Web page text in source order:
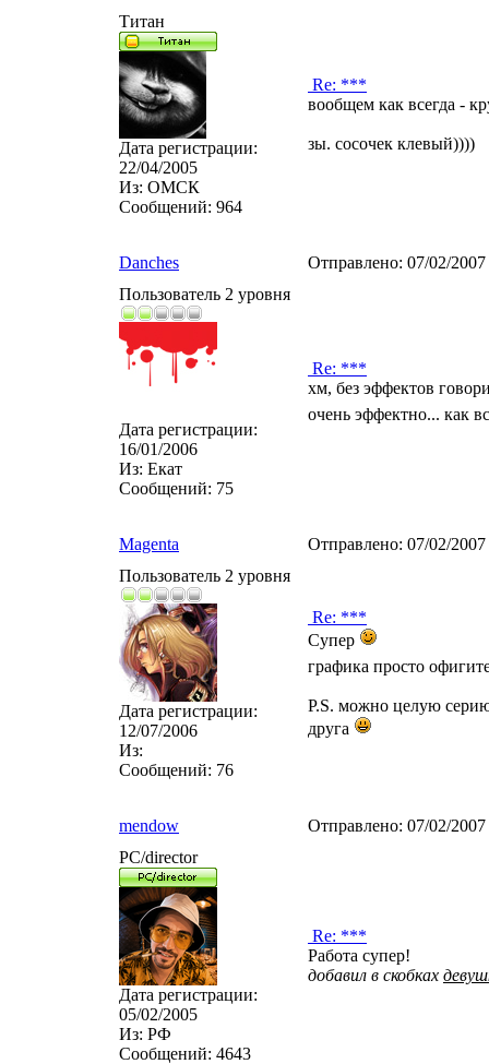
Титан
Дата регистрации:
22/04/2005
Из: ОМСК
Сообщений: 964
Re: ***
вообщем как всегда -
зы. сосочек клевый))))
Danches Отправлено: 07/02/
Пользователь 2 уровня
Дата регистрации:
16/01/2006
Из: Екат
Сообщений: 75
Re: ***
хм, без эффектов
очень эффектно... как
Magenta Отправлено: 07/02/
Пользователь 2 уровня
Дата регистрации:
12/07/2006
Из:
Сообщений: 76
Re: ***
Супер
графика просто
P.S. можно целую
друга
mendow Отправлено: 07/02/
PC/director
Дата регистрации:
05/02/2005
Из: РФ
Сообщений: 4643
Re: ***
Работа супер!
добавил в скобках